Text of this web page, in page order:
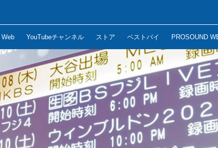
YouTubeチャンネル ストア ベストバイ PROSOUND